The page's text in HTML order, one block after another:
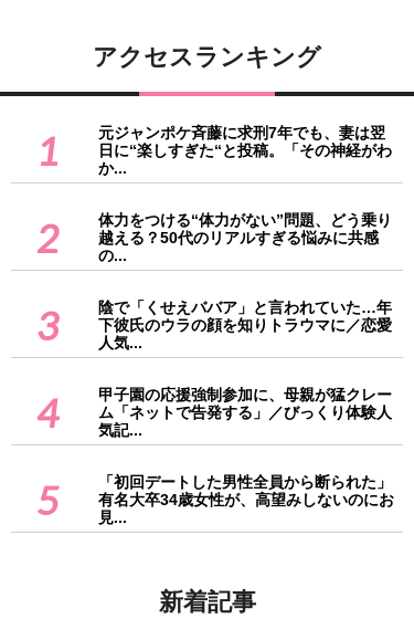
アクセスランキング
1
元ジャンポケ斉藤に求刑7年でも、妻は翌
日に“楽しすぎた“と投稿。「その神経がわ
か...
2
体力をつける“体力がない”問題、どう乗り
越える？50代のリアルすぎる悩みに共感
の...
3
陰で「くせえババア」と言われていた…年
下彼氏のウラの顔を知りトラウマに／恋愛
人気...
4
甲子園の応援強制参加に、母親が猛クレー
ム「ネットで告発する」／びっくり体験人
気記...
5
「初回デートした男性全員から断られた」
有名大卒34歳女性が、高望みしないのにお
見...
新着記事